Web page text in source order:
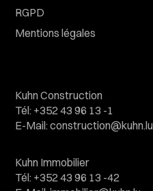
RGPD
Mentions légales
Kuhn Construction
Tél: +352 43 96 13 -1
E-Mail: construction@kuhn.lu
Kuhn Immobilier
Tél: +352 43 96 13 -42